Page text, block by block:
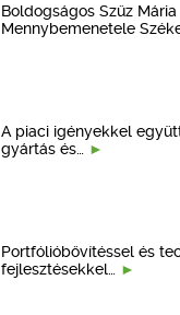
Boldogságos Szűz Mária
Mennybemenetele
A piaci igényekkel
gyártás és…
Portfólióbővítéssel és
fejlesztésekkel…